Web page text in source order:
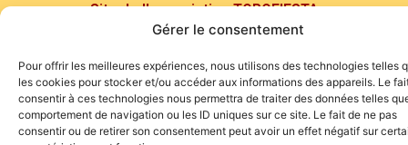
Gérer le consentement
Pour offrir les meilleures expériences, nous utilisons des technologies telles
les cookies pour stocker et/ou accéder aux informations des appareils. Le
consentir à ces technologies nous permettra de traiter des données telles
comportement de navigation ou les ID uniques sur ce site. Le fait de ne pas
consentir ou de retirer son consentement peut avoir un effet négatif sur
Site de l'association TOROFIESTA